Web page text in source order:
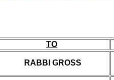
TO
RABBI GROSS